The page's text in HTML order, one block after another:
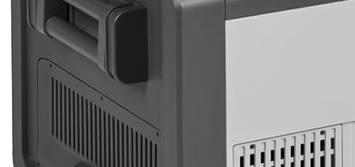
VW collection
EQUIPEMENT EXTERIEUR
Rétroviseurs et lentilles
Embout d'échappement
Renforts de suspension
Jantes,Pneus,Roues et accessoires
Pièces détachées équipement